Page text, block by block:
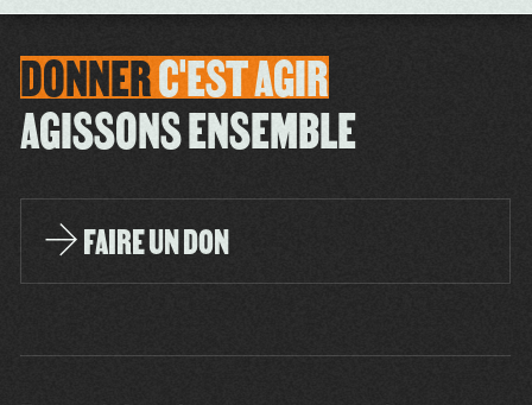
DONNERC'ESTAGIR
AGISSONS ENSEMBLE
FAIRE UN DON